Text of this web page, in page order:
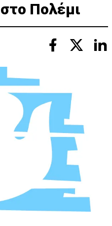
Πολέμι